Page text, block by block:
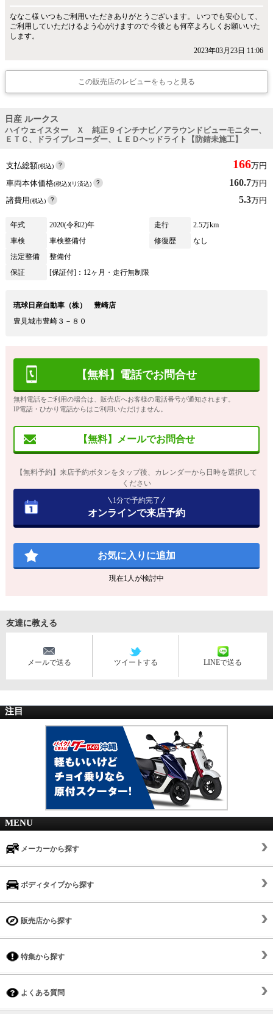
ななこ様 いつもご利用いただきありがとうございます。 いつでも安心して、
ご利用していただけるよう心がけますので 今後とも何卒よろしくお願いいた
します。
2023年03月23日 11:06
この販売店のレビューをもっと見る
日産 ルークス
ハイウェイスター Ｘ 純正９インチナビ／アラウンドビューモニター、
ＥＴＣ、ドライブレコーダー、ＬＥＤヘッドライト【防錆未施工】
支払総額(税込) 166万円
車両本体価格(税込)(リ済込) 160.7万円
諸費用(税込) 5.3万円
年式 2020(令和2)年 走行
2.5万km
車検
車検整備付 修復歴
なし
法定整備
整備付
保証
[保証付]：12ヶ月・走行無制限
琉球日産自動車（株） 豊崎店
豊見城市豊崎３－８０
【無料】電話でお問合せ
無料電話をご利用の場合は、販売店へお客様の電話番号が通知されます。
IP電話・ひかり電話からはご利用いただけません。
【無料】メールでお問合せ
【無料予約】来店予約ボタンをタップ後、カレンダーから日時を選択して
ください
1分で予約完了
オンラインで来店予約
お気に入りに追加
現在1 人が検討中
友達に教える
メールで送る ツイートする LINEで送る
注目
MENU
メーカーから探す
ボディタイプから探す
販売店から探す
特集から探す
よくある質問